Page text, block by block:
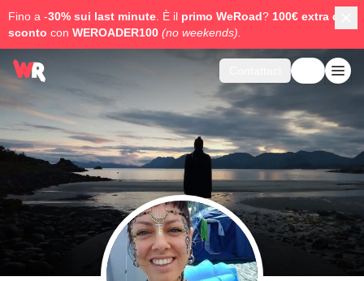
Fino a -30% sui last minute . È il primo WeRoad? 100€ extra di
sconto con WEROADER100 (no weekends).